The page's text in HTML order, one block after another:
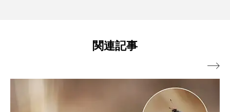
関連記事
